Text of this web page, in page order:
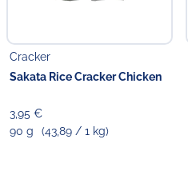
Cracker
Sakata Rice Cracker Chicken
3,95 €
90 g
(43,89 / 1 kg)